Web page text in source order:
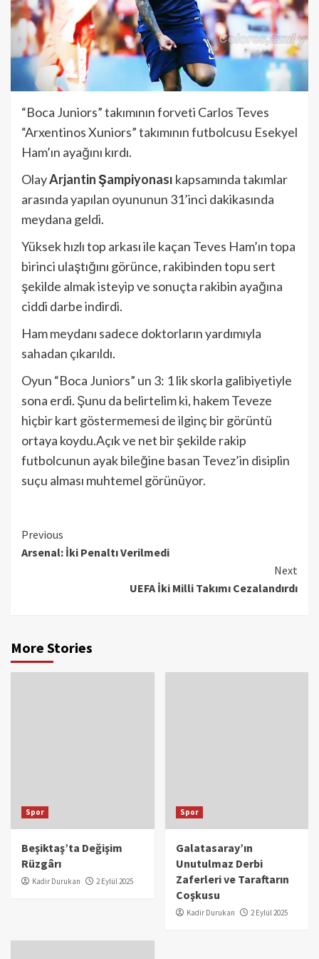
“Boca Juniors” takımının forveti Carlos Teves
“Arxentinos Xuniors” takımının futbolcusu Esekyel
Ham’ın ayağını kırdı.
OlayArjantin Şampiyonası kapsamında takımlar
arasında yapılan oyununun 31’inci dakikasında
meydana geldi.
Yüksek hızlı top arkası ile kaçan Teves Ham’ın topa
birinci ulaştığını görünce, rakibinden topu sert
şekilde almak isteyip ve sonuçta rakibin ayağına
ciddi darbe indirdi.
Ham meydanı sadece doktorların yardımıyla
sahadan çıkarıldı.
Oyun “Boca Juniors” un 3: 1 lik skorla galibiyetiyle
sona erdi. Şunu da belirtelim ki, hakem Teveze
hiçbir kart göstermemesi de ilginç bir görüntü
ortaya koydu.Açık ve net bir şekilde rakip
futbolcunun ayak bileğine basan Tevez’in disiplin
suçu alması muhtemel görünüyor.
Continue
Reading
Previous
Arsenal: İki Penaltı Verilmedi
Next
UEFA İki Milli Takımı Cezalandırdı
More Stories
Spor
Beşiktaş’ta Değişim
Rüzgârı
Kadir Durukan 2 Eylül 2025
Spor
Galatasaray’ın
Unutulmaz Derbi
Zaferleri ve Taraftarın
Coşkusu
Kadir Durukan 2 Eylül 2025